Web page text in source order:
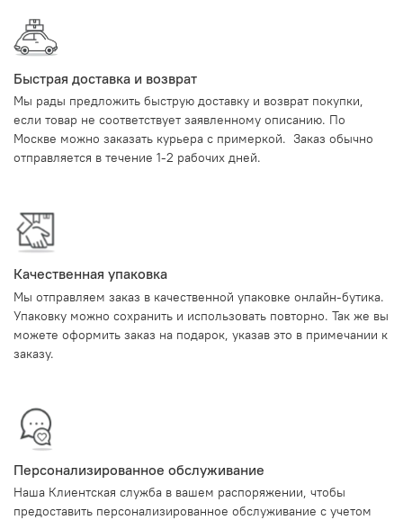
Быстрая доставка и возврат
Мы рады предложить быструю доставку и возврат покупки,
если товар не соответствует заявленному описанию. По
Москве можно заказать курьера с примеркой. Заказ обычно
отправляется в течение 1-2 рабочих дней.
Качественная упаковка
Мы отправляем заказ в качественной упаковке онлайн-бутика.
Упаковку можно сохранить и использовать повторно. Так же вы
можете оформить заказ на подарок, указав это в примечании к
заказу.
Персонализированное обслуживание
Наша Клиентская служба в вашем распоряжении, чтобы
предоставить персонализированное обслуживание с учетом